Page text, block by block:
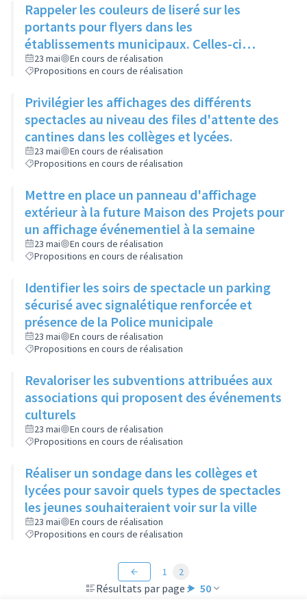
Rappeler les couleurs de liseré sur les
portants pour flyers dans les
établissements municipaux. Celles-ci
seraient également rappelées sur le site de
la saison culturelle
23 mai
En cours de réalisation
Propositions en cours de réalisation
Privilégier les affichages des différents
spectacles au niveau des files d'attente des
cantines dans les collèges et lycées.
23 mai
En cours de réalisation
Propositions en cours de réalisation
Mettre en place un panneau d'affichage
extérieur à la future Maison des Projets pour
un affichage événementiel à la semaine
23 mai
En cours de réalisation
Propositions en cours de réalisation
Identifier les soirs de spectacle un parking
sécurisé avec signalétique renforcée et
présence de la Police municipale
23 mai
En cours de réalisation
Propositions en cours de réalisation
Revaloriser les subventions attribuées aux
associations qui proposent des événements
culturels
23 mai
En cours de réalisation
Propositions en cours de réalisation
Réaliser un sondage dans les collèges et
lycées pour savoir quels types de spectacles
les jeunes souhaiteraient voir sur la ville
23 mai
En cours de réalisation
Propositions en cours de réalisation
Résultats par page : 50
1 2